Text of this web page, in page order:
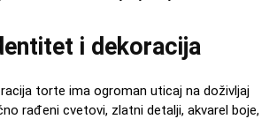
i dekoracija
torte ima ogroman uticaj na doživljaj
rađeni cvetovi, zlatni detalji, akvarel boje,